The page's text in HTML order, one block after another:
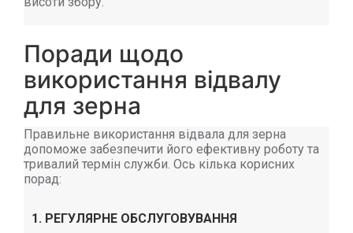
Поради щодо
використання відвалу
для зерна
Правильне використання відвала для зерна
допоможе забезпечити його ефективну роботу та
тривалий термін служби. Ось кілька корисних
порад:
1. РЕГУЛЯРНЕ ОБСЛУГОВУВАННЯ